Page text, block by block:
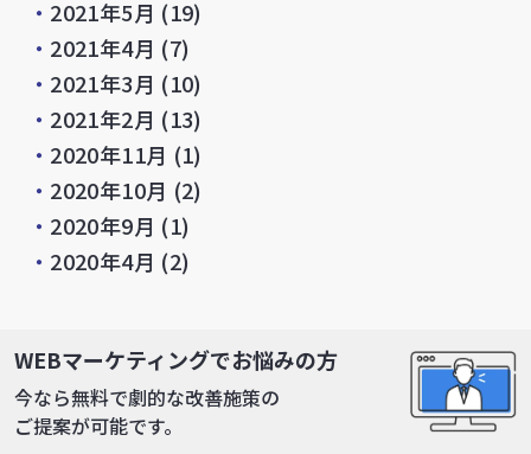
・ 2021年5月 (19)
・ 2021年4月 (7)
・ 2021年3月 (10)
・ 2021年2月 (13)
・ 2020年11月 (1)
・ 2020年10月 (2)
・ 2020年9月 (1)
・ 2020年4月 (2)
関連記事
WEBマーケティングでお悩みの方
今なら無料で劇的な改善施策の
ご提案が可能です。